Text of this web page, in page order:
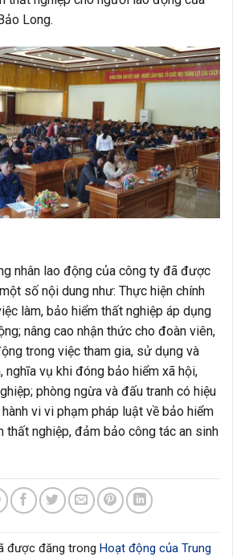
Long.
nhân lao động của công ty đã được
số nội dung như: Thực hiện chính
làm, bảo hiểm thất nghiệp áp dụng
nâng cao nhận thức cho đoàn viên,
trong việc tham gia, sử dụng và
nghĩa vụ khi đóng bảo hiểm xã hội,
phòng ngừa và đấu tranh có hiệu
vi vi phạm pháp luật về bảo hiểm
thất nghiệp, đảm bảo công tác an sinh
được đăng trong Hoạt động của Trung